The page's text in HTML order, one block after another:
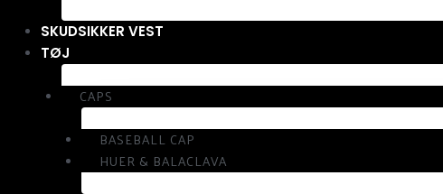
SKUDSIKKER VEST
TØJ
CAPS
BASEBALL CAP
HUER & BALACLAVA